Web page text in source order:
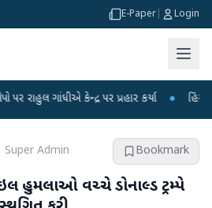
E-Paper Login
કેન્દ્ર પર પ્રહાર કર્યા ● હિંમતનગરમાં
Super Admin Bookmark
હુમલાઓ વચ્ચે ડોનાલ્ડ ટ્રમ્પે